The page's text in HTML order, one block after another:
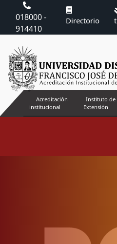
018000 -
914410
Directorio
Acreditación
institucional
Instituto de
Extensión